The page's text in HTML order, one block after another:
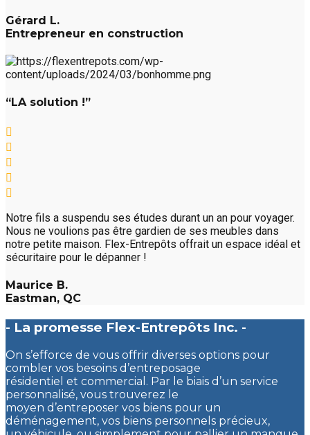
Gérard L.
Entrepreneur en construction
“LA solution !”
Notre fils a suspendu ses études durant un an pour voyager.
Nous ne voulions pas être gardien de ses meubles dans
notre petite maison. Flex-Entrepôts offrait un espace idéal et
sécuritaire pour le dépanner !
Maurice B.
Eastman, QC
- La promesse Flex-Entrepôts Inc. -
On s’efforce de vous offrir diverses options pour
combler vos besoins d’entreposage
résidentiel et commercial. Par le biais d’un service
personnalisé, vous trouverez le
moyen d’entreposer vos biens pour un
déménagement, vos biens personnels précieux,